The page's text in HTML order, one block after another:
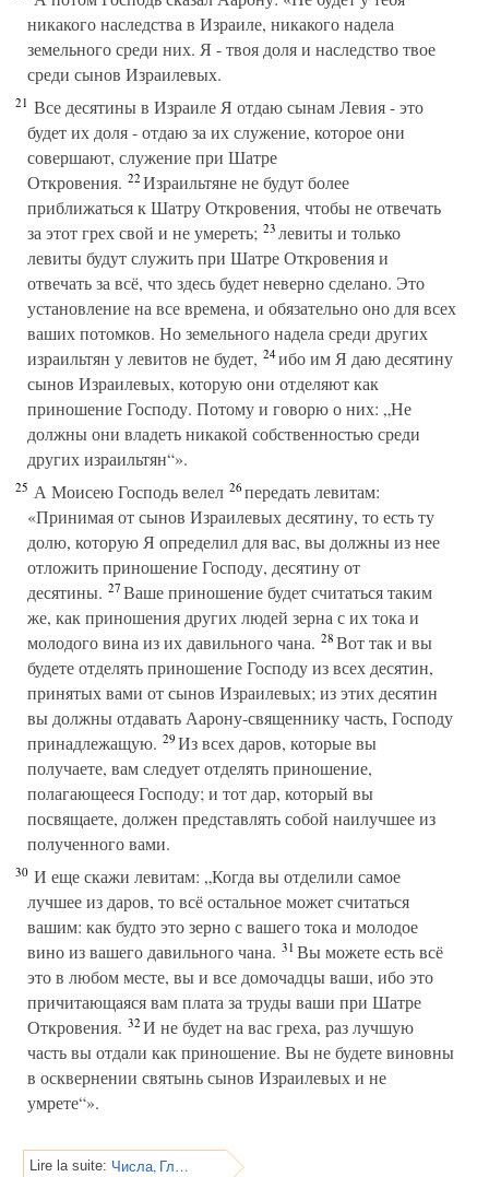
никакого наследства в Израиле, никакого надела
земельного среди них. Я - твоя доля и наследство твое
среди сынов Израилевых.
21 Все десятины в Израиле Я отдаю сынам Левия - это
будет их доля - отдаю за их служение, которое они
совершают, служение при Шатре
Откровения. 22Израильтяне не будут более
приближаться к Шатру Откровения, чтобы не отвечать
за этот грех свой и не умереть; 23левиты и только
левиты будут служить при Шатре Откровения и
отвечать за всё, что здесь будет неверно сделано. Это
установление на все времена, и обязательно оно для всех
ваших потомков. Но земельного надела среди других
израильтян у левитов не будет, 24ибо им Я даю десятину
сынов Израилевых, которую они отделяют как
приношение Господу. Потому и говорю о них: „Не
должны они владеть никакой собственностью среди
других израильтян“».
25 А Моисею Господь велел 26передать левитам:
«Принимая от сынов Израилевых десятину, то есть ту
долю, которую Я определил для вас, вы должны из нее
отложить приношение Господу, десятину от
десятины. 27Ваше приношение будет считаться таким
же, как приношения других людей зерна с их тока и
молодого вина из их давильного чана. 28Вот так и вы
будете отделять приношение Господу из всех десятин,
принятых вами от сынов Израилевых; из этих десятин
вы должны отдавать Аарону-священнику часть, Господу
принадлежащую. 29Из всех даров, которые вы
получаете, вам следует отделять приношение,
полагающееся Господу; и тот дар, который вы
посвящаете, должен представлять собой наилучшее из
полученного вами.
30 И еще скажи левитам: „Когда вы отделили самое
лучшее из даров, то всё остальное может считаться
вашим: как будто это зерно с вашего тока и молодое
вино из вашего давильного чана. 31Вы можете есть всё
это в любом месте, вы и все домочадцы ваши, ибо это
причитающаяся вам плата за труды ваши при Шатре
Откровения. 32И не будет на вас греха, раз лучшую
часть вы отдали как приношение. Вы не будете виновны
в осквернении святынь сынов Израилевых и не
умрете“».
Lire la suite: Числа, Глава 19